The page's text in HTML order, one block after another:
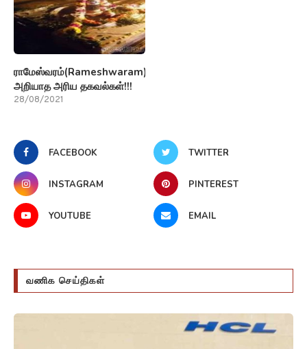
ராமேஸ்வரம்(Rameshwaram)பற்றி
அறியாத அரிய தகவல்கள்!!!
28/08/2021
FACEBOOK TWITTER
INSTAGRAM PINTEREST
YOUTUBE EMAIL
வணிக செய்திகள்